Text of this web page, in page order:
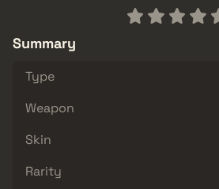
Summary
Type
Weapon
Skin
Rarity